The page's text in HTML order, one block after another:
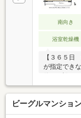
南向き
浴室乾燥機
【３６５日
が指定でき
えます。【
機関と取引
提案させて
ビーグルマンショ